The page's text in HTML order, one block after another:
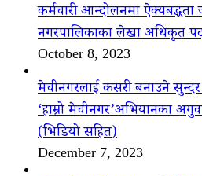
कर्मचारी आन्दोलनमा
नगरपालिकाका लेखा अधिकृत
October 8, 2023
मेचीनगरलाई कसरी बनाउने
‘हाम्रो मेचीनगर’अभियानका
(भिडियो सहित)
December 7, 2023